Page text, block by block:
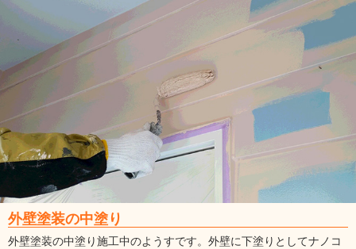
外壁塗装の中塗り
外壁塗装の中塗り施工中のようすです。外壁に下塗りとしてナノコ